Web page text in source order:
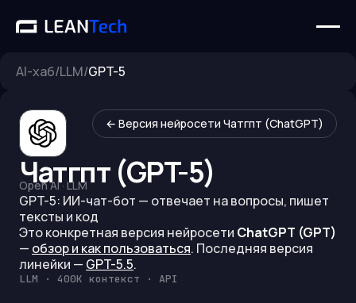
AI-хаб/LLM/GPT-5
← Версия нейросети Чатгпт (ChatGPT)
Чатгпт (GPT-5)
Open AI · LLM
GPT-5: ИИ-чат-бот — отвечает на вопросы, пишет
тексты и код
Это конкретная версия нейросети ChatGPT (GPT)
— обзор и как пользоваться. Последняя версия
линейки — GPT-5.5.
LLM · 400K контекст · API